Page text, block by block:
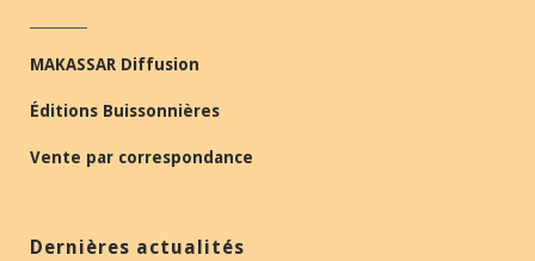
MAKASSAR Diffusion
Éditions Buissonnières
Vente par correspondance
Dernières actualités